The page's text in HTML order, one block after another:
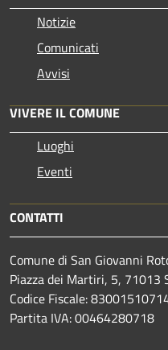
Notizie
Comunicati
Avvisi
VIVERE IL COMUNE
Luoghi
Eventi
CONTATTI
Comune di San Giovanni
Piazza dei Martiri, 5, 71013
Codice Fiscale:
Partita IVA: 00464280718